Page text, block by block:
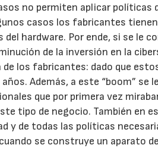
no permiten aplicar políticas
casos los fabricantes
hardware. Por ende, si se le
de la inversión en la
de los fabricantes: dado que
Además, a este “boom” se
que por primera vez
tipo de negocio. También en
y de todas las políticas
se construye un aparato